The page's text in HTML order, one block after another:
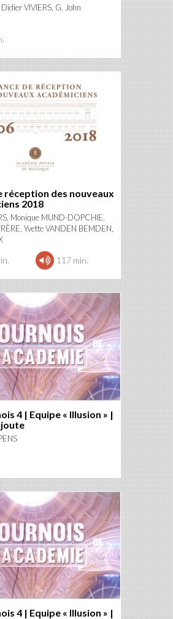
VIVIERS, G. John
réception des nouveaux
2018
Monique MUND-DOPCHIE,
Yvette VANDEN BEMDEN,
117 min.
4 | Equipe « Illusion » |
4 | Equipe « Illusion » |